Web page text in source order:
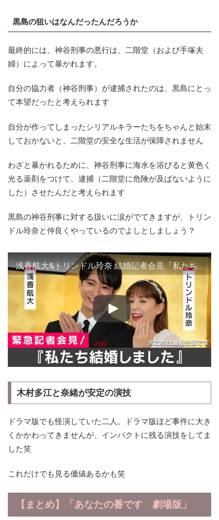
黒島の狙いはなんだったんだろうか
最終的には、神谷刑事の悪行は、二階堂（および手塚夫
婦）によって暴かれます。
自分の協力者（神谷刑事）が逮捕されたのは、黒島にとっ
て本望だったと考えられます
自分が作ってしまったシリアルキラーたちをちゃんと始末
しておかないと、二階堂の安全な生活が保障されません
わざと暴かれるために、神谷刑事に海水を浴びると黄色く
光る薬剤をつけて、逮捕（二階堂に危険が及ばないように
した）させたんだと考えられます
黒島の神谷刑事に対する扱いに涙がでてきますが、トリン
ドル玲奈と仲良くやっているのでよしとしましょう？
浅香航大&トリンドル玲奈 結婚記者会見『私たち結婚しました』
木村多江と奈緒が安定の演技
ドラマ版でも怪演していた二人。ドラマ版ほど事件に大き
くかかわってきませんが、インパクトに残る演技をしてま
した笑
これだけでも見る価値あるかも笑
【まとめ】「あなたの番です 劇場版」